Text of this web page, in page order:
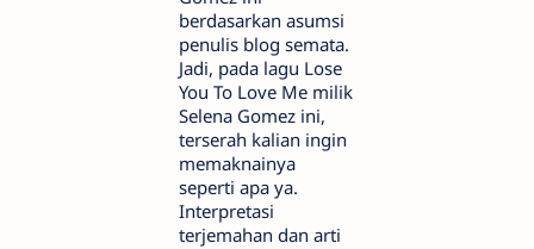
berdasarkan asumsi
penulis blog semata.
Jadi, pada lagu Lose
You To Love Me milik
Selena Gomez ini,
terserah kalian ingin
memaknainya
seperti apa ya.
Interpretasi
terjemahan dan arti